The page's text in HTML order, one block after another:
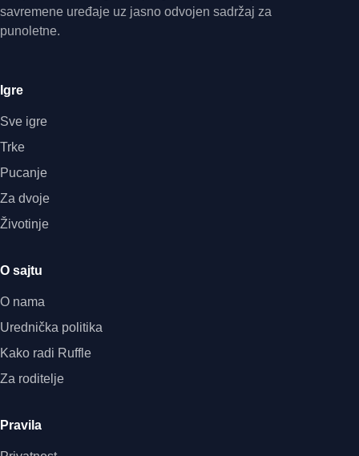
savremene uređaje uz jasno odvojen sadržaj za
punoletne.
Igre
Sve igre
Trke
Pucanje
Za dvoje
Životinje
O sajtu
O nama
Urednička politika
Kako radi Ruffle
Za roditelje
Pravila